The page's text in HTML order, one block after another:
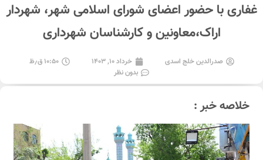
غفاری با حضور اعضای شورای اسلامی شهر، شهردار
اراک،معاونین و کارشناسان شهرداری
صدرالدین خلج اسدی خرداد ۱۰, ۱۴۰۳
۱۰:۵۰ ق٫ظ
بدون نظر
خلاصه خبر :